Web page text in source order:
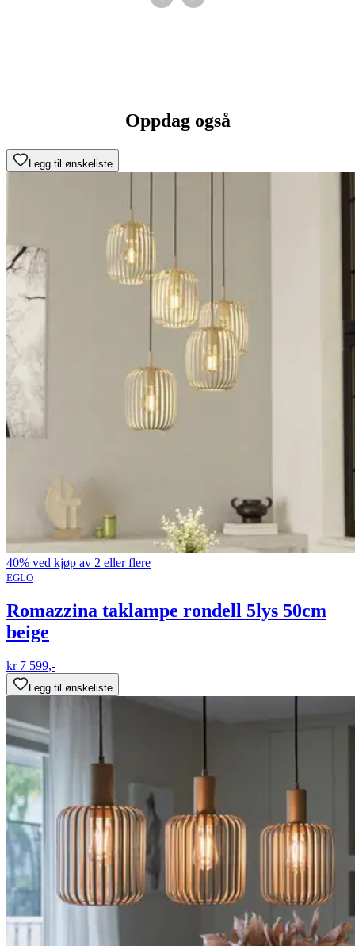
Oppdag også
Legg til ønskeliste
40% ved kjøp av 2 eller flere
EGLO
Romazzina taklampe rondell 5lys 50cm
beige
kr 7 599,-
Legg til ønskeliste